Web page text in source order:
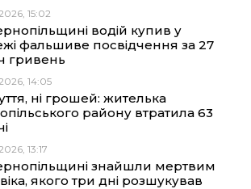
15:02
водій купив у
фальшиве посвідчення за 27
гривень
14:05
ні грошей: жителька
району втратила 63
13:17
знайшли мертвим
якого три дні розшукував